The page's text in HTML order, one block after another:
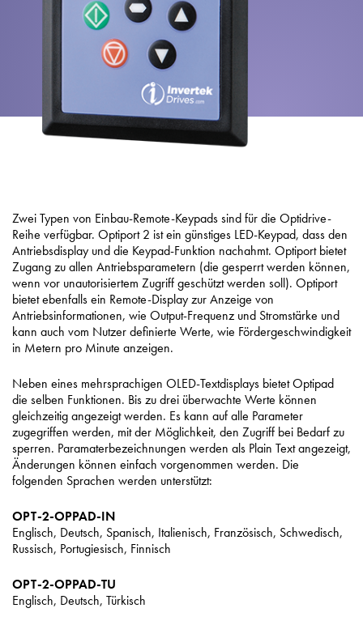
Zwei Typen von Einbau-Remote-Keypads sind für die Optidrive-
Reihe verfügbar. Optiport 2 ist ein günstiges LED-Keypad, dass den
Antriebsdisplay und die Keypad-Funktion nachahmt. Optiport bietet
Zugang zu allen Antriebsparametern (die gesperrt werden können,
wenn vor unautorisiertem Zugriff geschützt werden soll). Optiport
bietet ebenfalls ein Remote-Display zur Anzeige von
Antriebsinformationen, wie Output-Frequenz und Stromstärke und
kann auch vom Nutzer definierte Werte, wie Fördergeschwindigkeit
in Metern pro Minute anzeigen.
Neben eines mehrsprachigen OLED-Textdisplays bietet Optipad
die selben Funktionen. Bis zu drei überwachte Werte können
gleichzeitig angezeigt werden. Es kann auf alle Parameter
zugegriffen werden, mit der Möglichkeit, den Zugriff bei Bedarf zu
sperren. Paramaterbezeichnungen werden als Plain Text angezeigt,
Änderungen können einfach vorgenommen werden. Die
folgenden Sprachen werden unterstützt:
OPT-2-OPPAD-IN
Englisch, Deutsch, Spanisch, Italienisch, Französisch, Schwedisch,
Russisch, Portugiesisch, Finnisch
OPT-2-OPPAD-TU
Englisch, Deutsch, Türkisch